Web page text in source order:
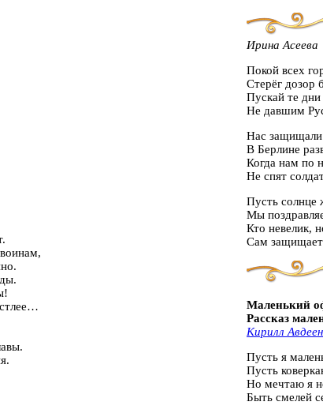
Ирина Асеева
Покой всех
Стерёг дозор
Пускай те
Не давшим
Нас
В Берлине
Когда нам по
Не спят
Пусть
Мы
Кто невелик,
Сам защищает
Маленький
Рассказ
Кирилл
Пусть я
Пусть
Но мечтаю я
Быть смелей